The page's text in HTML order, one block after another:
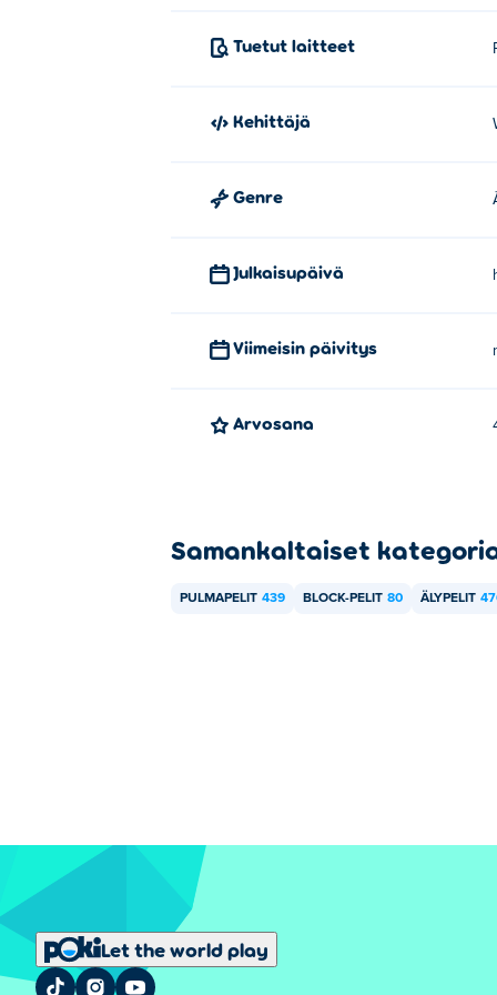
Voit pelata Blokua! ilmaiseksi Poki.
Voinko pelata Blokua!
Tuetut laitteet
Kehittäjä
Genre
Julkaisupäivä
Viimeisin päivitys
Arvosana
Samankaltaiset
PULMAPELIT 439 BLOCK-PELIT 80 ÄLYPELIT
Let the world play